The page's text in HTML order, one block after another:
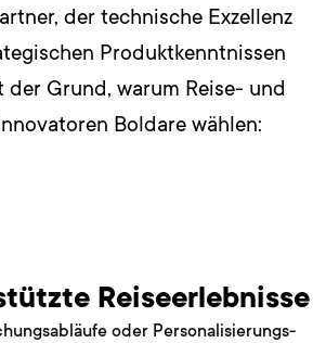
der technische Exzellenz
Produktkenntnissen
der Grund, warum Reise- und
Boldare wählen:
Reiseerlebnisse
oder Personalisierungs-